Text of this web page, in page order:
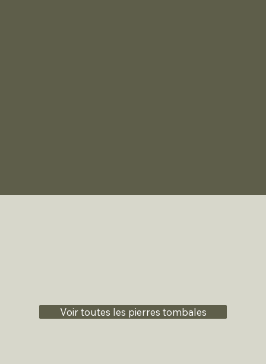
Voir toutes les pierres tombales